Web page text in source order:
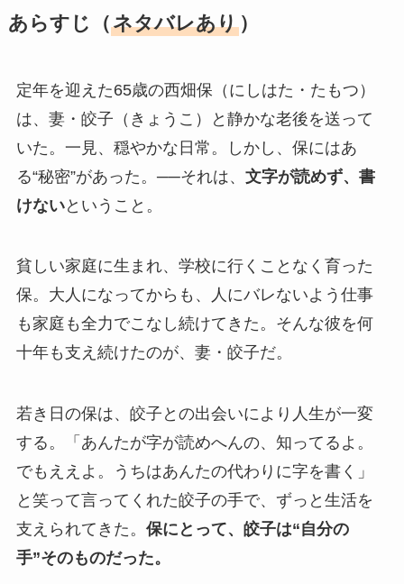
あらすじ（ネタバレあり）
定年を迎えた65歳の西畑保（にしはた・たもつ）
は、妻・皎子（きょうこ）と静かな老後を送って
いた。一見、穏やかな日常。しかし、保にはあ
る“秘密”があった。──それは、 文字が読めず、書
けないということ。
貧しい家庭に生まれ、学校に行くことなく育った
保。大人になってからも、人にバレないよう仕事
も家庭も全力でこなし続けてきた。そんな彼を何
十年も支え続けたのが、妻・皎子だ。
若き日の保は、皎子との出会いにより人生が一変
する。「あんたが字が読めへんの、知ってるよ。
でもええよ。うちはあんたの代わりに字を書く」
と笑って言ってくれた皎子の手で、ずっと生活を
支えられてきた。 保にとって、皎子は“自分の
手”そのものだった。